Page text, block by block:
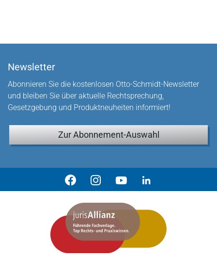
Newsletter
Abonnieren Sie die kostenlosen Otto-Schmidt-Newsletter
und bleiben Sie über aktuelle Rechtsprechung,
Gesetzgebung und Produktneuheiten informiert!
Zur Abonnement-Auswahl